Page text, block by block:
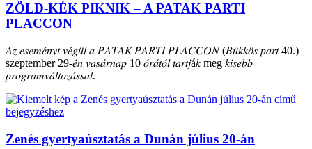
ZÖLD-KÉK PIKNIK – A PATAK PARTI
PLACCON
𝐴𝑧 𝑒𝑠𝑒𝑚𝑒́𝑛𝑦𝑡 𝑣𝑒́𝑔𝑢̈𝑙 𝑎 𝑃𝐴𝑇𝐴𝐾 𝑃𝐴𝑅𝑇𝐼 𝑃𝐿𝐴𝐶𝐶𝑂𝑁 (𝐵𝑢̈𝑘𝑘𝑜̈𝑠 𝑝𝑎𝑟𝑡 40.)
szeptember 29-𝑒́𝑛 𝑣𝑎𝑠𝑎́𝑟𝑛𝑎𝑝 10 𝑜́𝑟𝑎́𝑡𝑜́𝑙 𝑡𝑎𝑟𝑡𝑗á𝑘 meg 𝑘𝑖𝑠𝑒𝑏𝑏
𝑝𝑟𝑜𝑔𝑟𝑎𝑚𝑣𝑎́𝑙𝑡𝑜𝑧𝑎́𝑠𝑠𝑎𝑙.
Zenés gyertyaúsztatás a Dunán július 20-án